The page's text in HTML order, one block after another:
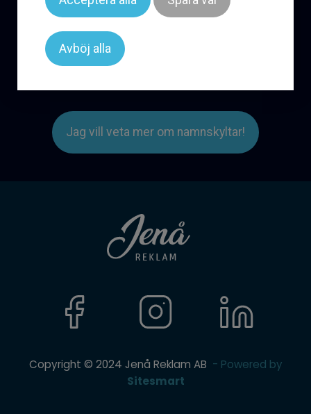
Avböj alla
olika fästanordningar, inklusive nålar, clips eller
magnetiska fästen, för att säkerställa att din
skylt sitter stadigt och synligt. Med valfri
utformning, logo och text kan du göra din skylt
Jag vill veta mer om namnskyltar!
Copyright © 2024 Jenå Reklam AB - Powered by
Sitesmart